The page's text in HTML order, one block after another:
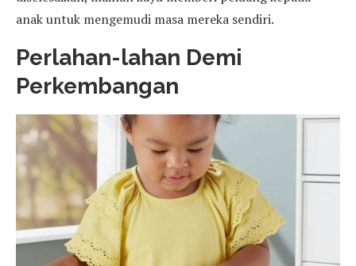
anak untuk mengemudi masa mereka sendiri.
Perlahan-lahan Demi
Perkembangan